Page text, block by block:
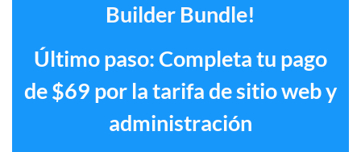
Builder Bundle!
Último paso: Completa tu pago
de $69 por la tarifa de sitio web y
administración